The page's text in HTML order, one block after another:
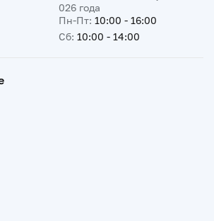
026 года
Пн-Пт: 10:00 - 16:00
Сб: 10:00 - 14:00